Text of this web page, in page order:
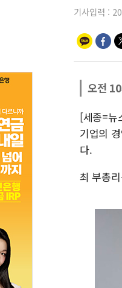
기사입력 :
오전
[세종=뉴
기업의
다.
최 부총